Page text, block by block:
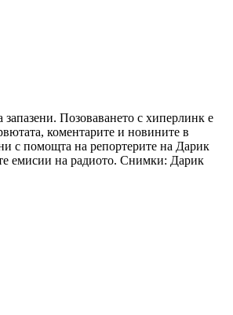
Позоваването с хиперлинк е
коментарите и новините в
с помощта на репортерите на Дарик
емисии на радиото. Снимки: Дарик